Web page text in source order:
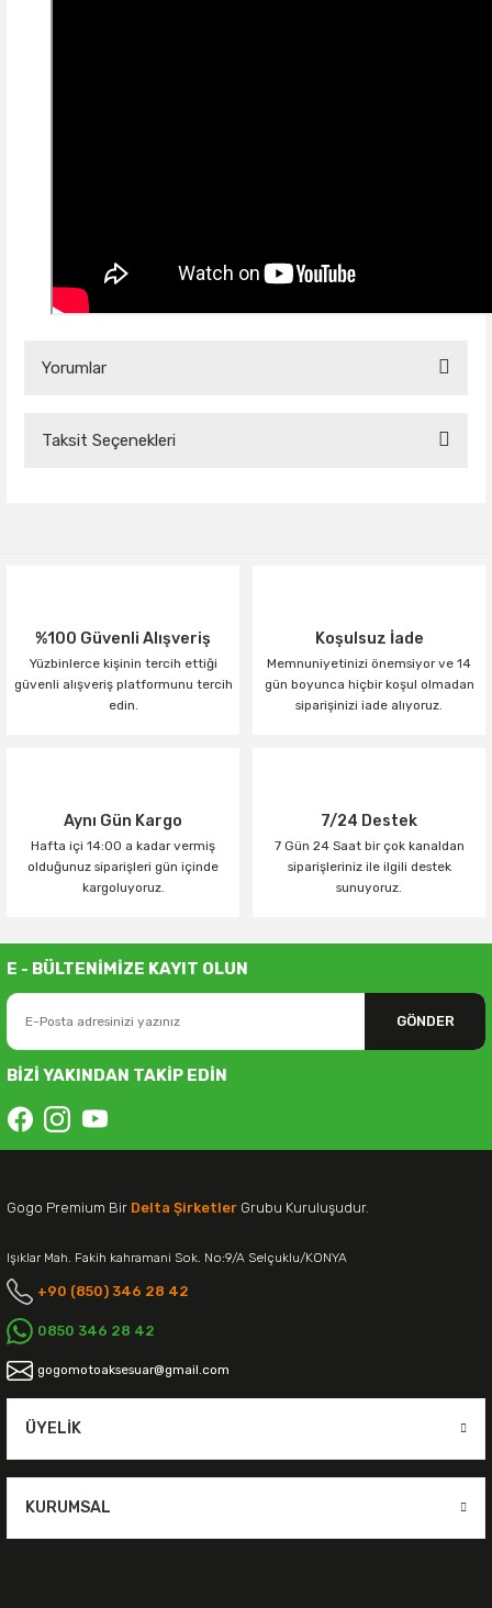
Yorumlar
Taksit Seçenekleri
%100 Güvenli Alışveriş
Yüzbinlerce kişinin tercih ettiği
güvenli alışveriş platformunu tercih
edin.
Koşulsuz İade
Memnuniyetinizi önemsiyor ve 14
gün boyunca hiçbir koşul olmadan
siparişinizi iade alıyoruz.
Aynı Gün Kargo
Hafta içi 14:00 a kadar vermiş
olduğunuz siparişleri gün içinde
kargoluyoruz.
7/24 Destek
7 Gün 24 Saat bir çok kanaldan
siparişleriniz ile ilgili destek
sunuyoruz.
E - BÜLTENİMİZE KAYIT OLUN
GÖNDER
BİZİ YAKINDAN TAKİP EDİN
Gogo Premium Bir Delta Şirketler Grubu Kuruluşudur.
Işıklar Mah. Fakih kahramani Sok. No:9/A Selçuklu/KONYA
+90 (850) 346 28 42
0850 346 28 42
gogomotoaksesuar@gmail.com
ÜYELIK
KURUMSAL